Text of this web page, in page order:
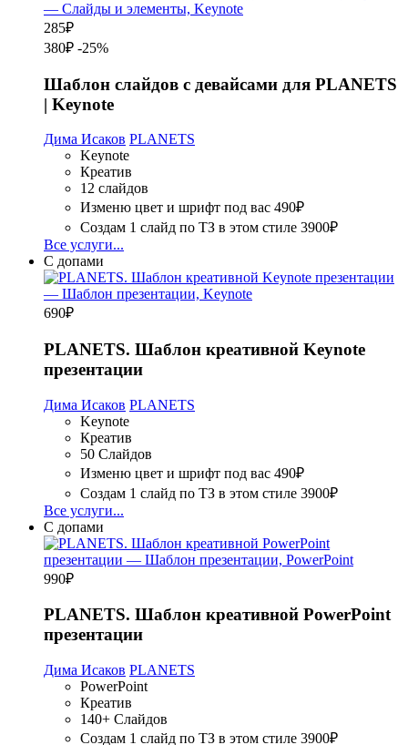
285₽
380₽ -25%
Шаблон слайдов с девайсами для PLANETS
| Keynote
Дима Исаков PLANETS
Keynote
Креатив
12 слайдов
Изменю цвет и шрифт под вас 490₽
Создам 1 слайд по ТЗ в этом стиле 3900₽
Все услуги...
С допами
690₽
PLANETS. Шаблон креативной Keynote
презентации
Дима Исаков PLANETS
Keynote
Креатив
50 Слайдов
Изменю цвет и шрифт под вас 490₽
Создам 1 слайд по ТЗ в этом стиле 3900₽
Все услуги...
С допами
990₽
PLANETS. Шаблон креативной PowerPoint
презентации
Дима Исаков PLANETS
PowerPoint
Креатив
140+ Слайдов
Создам 1 слайд по ТЗ в этом стиле 3900₽